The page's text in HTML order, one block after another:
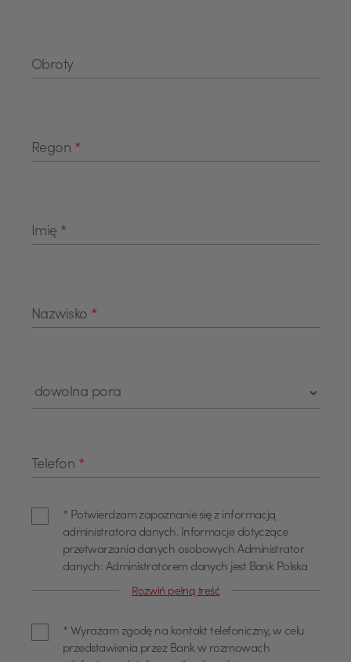
Obroty
Regon *
Imię *
Nazwisko *
Telefon *
* Potwierdzam zapoznanie się z informacją
administratora danych. Informacje dotyczące
przetwarzania danych osobowych Administrator
danych: Administratorem danych jest Bank Polska
Kasa Opieki Spółka Akcyjna z siedzibą w Warszawie,
skontaktować poprzez adres email
info@pekao.com.pl, telefonicznie pod numerem 519
Rozwiń pełną treść
* Wyrażam zgodę na kontakt telefoniczny, w celu
przedstawienia przez Bank w rozmowach